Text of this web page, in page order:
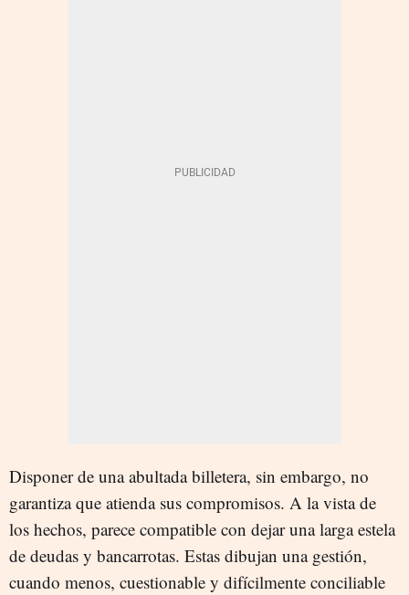
Disponer de una abultada billetera, sin embargo, no
garantiza que atienda sus compromisos. A la vista de
los hechos, parece compatible con dejar una larga estela
de deudas y bancarrotas. Estas dibujan una gestión,
cuando menos, cuestionable y difícilmente conciliable